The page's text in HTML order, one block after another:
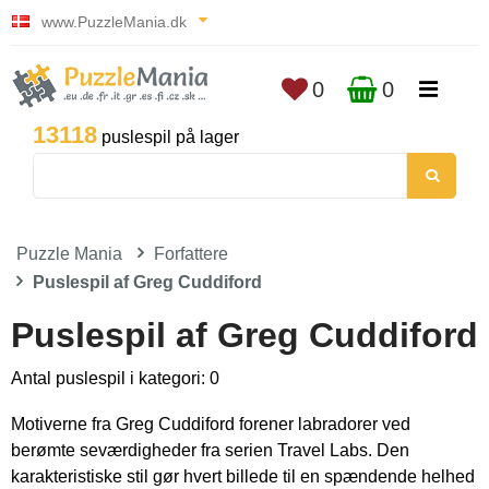
www.PuzzleMania.dk
13118 puslespil på lager
0 0
Puzzle Mania
Forfattere
Puslespil af Greg Cuddiford
Puslespil af Greg Cuddiford
Antal puslespil i kategori: 0
Motiverne fra Greg Cuddiford forener labradorer ved
berømte seværdigheder fra serien Travel Labs. Den
karakteristiske stil gør hvert billede til en spændende helhed